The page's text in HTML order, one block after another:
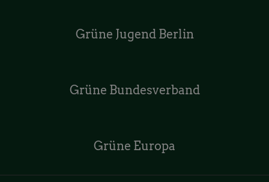
Grüne Jugend Berlin
Grüne Bundesverband
Grüne Europa